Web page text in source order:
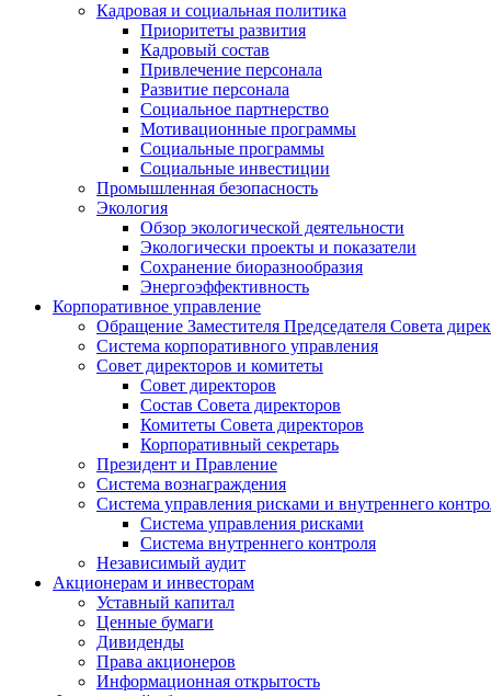
Кадровая и социальная политика
Приоритеты развития
Кадровый состав
Привлечение персонала
Развитие персонала
Социальное партнерство
Мотивационные программы
Социальные программы
Социальные инвестиции
Промышленная безопасность
Экология
Обзор экологической деятельности
Экологически проекты и показатели
Сохранение биоразнообразия
Энергоэффективность
Корпоративное управление
Обращение Заместителя Председателя Совета
Система корпоративного управления
Совет директоров и комитеты
Совет директоров
Состав Совета директоров
Комитеты Совета директоров
Корпоративный секретарь
Президент и Правление
Система вознаграждения
Система управления рисками и внутреннего
Система управления рисками
Система внутреннего контроля
Независимый аудит
Акционерам и инвесторам
Уставный капитал
Ценные бумаги
Дивиденды
Права акционеров
Информационная открытость